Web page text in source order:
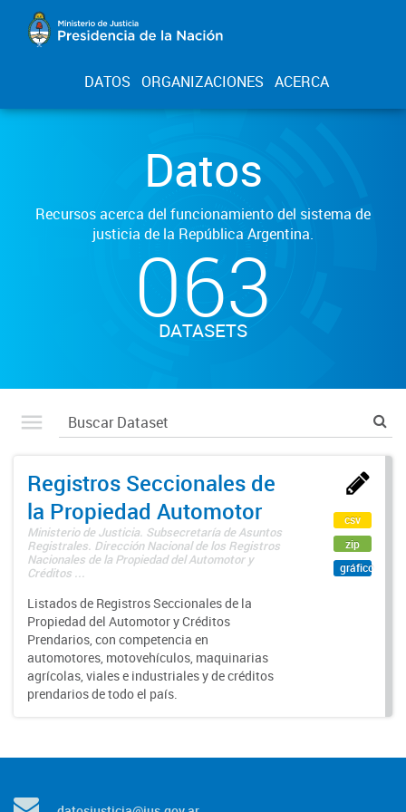
DATOS ORGANIZACIONES ACERCA
Datos
Recursos acerca del funcionamiento del sistema de
justicia de la República Argentina.
063
DATASETS
Registros Seccionales de
la Propiedad Automotor
Ministerio de Justicia. Subsecretaría de Asuntos
Registrales. Dirección Nacional de los Registros
Nacionales de la Propiedad del Automotor y
Créditos ...
Listados de Registros Seccionales de la
Propiedad del Automotor y Créditos
Prendarios, con competencia en
automotores, motovehículos, maquinarias
agrícolas, viales e industriales y de créditos
prendarios de todo el país.
csv
zip
gráfico